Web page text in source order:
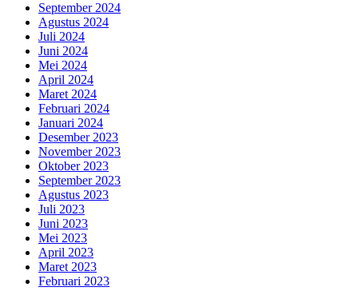
September 2024
Agustus 2024
Juli 2024
Juni 2024
Mei 2024
April 2024
Maret 2024
Februari 2024
Januari 2024
Desember 2023
November 2023
Oktober 2023
September 2023
Agustus 2023
Juli 2023
Juni 2023
Mei 2023
April 2023
Maret 2023
Februari 2023